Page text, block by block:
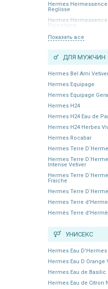
Hermes Hermessence
Reglisse
Hermes
Porcelaine
Показать все
ДЛЯ МУЖЧИН
Hermes Bel Ami
Hermes Equipage
Hermes Equipage
Hermes H24
Hermes H24 Eau de
Hermes H24 Herbes
Hermes Rocabar
Hermes Terre
Hermes Terre
Intense Vetiver
Hermes Terre
Fraiche
Hermes Terre
Hermes Terre
Hermès Terre
УНИСЕКС
Hermes Eau D'Hermes
Hermes Eau D Orange
Hermes Eau de Basilic
Hermes Eau de Citron